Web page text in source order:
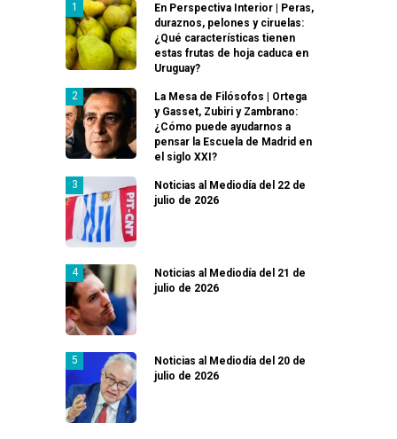
En Perspectiva Interior | Peras,
duraznos, pelones y ciruelas:
¿Qué características tienen
estas frutas de hoja caduca en
Uruguay?
La Mesa de Filósofos | Ortega
y Gasset, Zubiri y Zambrano:
¿Cómo puede ayudarnos a
pensar la Escuela de Madrid en
el siglo XXI?
Noticias al Mediodía del 22 de
julio de 2026
Noticias al Mediodía del 21 de
julio de 2026
Noticias al Mediodía del 20 de
julio de 2026